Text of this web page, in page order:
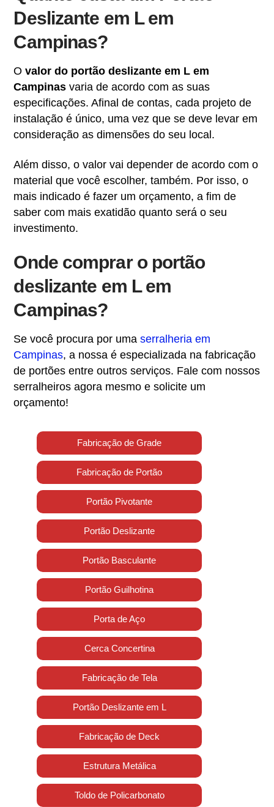
Deslizante em L em
Campinas?
Ovalor do portão deslizante em L em
Campinas varia de acordo com as suas
especificações. Afinal de contas, cada projeto de
instalação é único, uma vez que se deve levar em
consideração as dimensões do seu local.
Além disso, o valor vai depender de acordo com o
material que você escolher, também. Por isso, o
mais indicado é fazer um orçamento, a fim de
saber com mais exatidão quanto será o seu
investimento.
Onde comprar o portão
deslizante em L em
Campinas?
Se você procura por umaserralheria em
Campinas, a nossa é especializada na fabricação
de portões entre outros serviços. Fale com nossos
serralheiros agora mesmo e solicite um
orçamento!
Fabricação de Grade
Fabricação de Portão
Portão Pivotante
Portão Deslizante
Portão Basculante
Portão Guilhotina
Porta de Aço
Cerca Concertina
Fabricação de Tela
Portão Deslizante em L
Fabricação de Deck
Estrutura Metálica
Toldo de Policarbonato